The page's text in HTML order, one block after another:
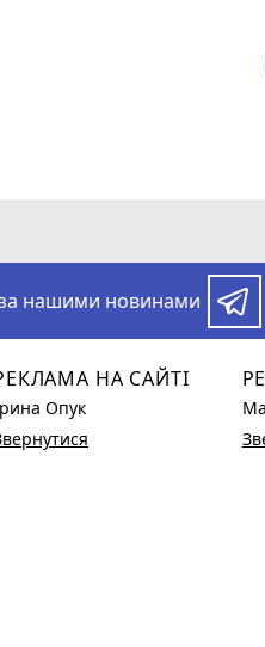
за нашими новинами
НА САЙТІ
Опук